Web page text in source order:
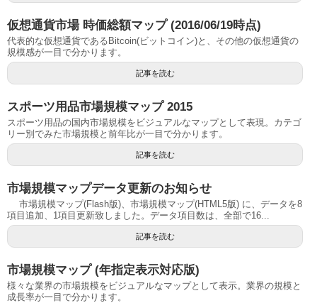
仮想通貨市場 時価総額マップ (2016/06/19時点)
代表的な仮想通貨であるBitcoin(ビットコイン)と、その他の仮想通貨の
規模感が一目で分かります。
記事を読む
スポーツ用品市場規模マップ 2015
スポーツ用品の国内市場規模をビジュアルなマップとして表現。カテゴ
リー別でみた市場規模と前年比が一目で分かります。
記事を読む
市場規模マップデータ更新のお知らせ
市場規模マップ(Flash版)、市場規模マップ(HTML5版) に、データを8
項目追加、1項目更新致しました。データ項目数は、全部で16...
記事を読む
市場規模マップ (年指定表示対応版)
様々な業界の市場規模をビジュアルなマップとして表示。業界の規模と
成長率が一目で分かります。